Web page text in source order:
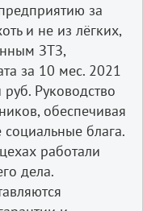
за
и не из лёгких,
ЗТЗ,
за 10 мес. 2021
Руководство
обеспечивая
блага.
работали
дела.